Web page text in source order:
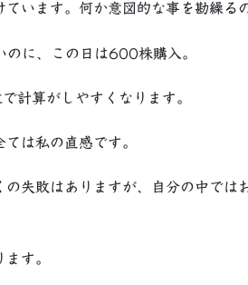
います。何か意図的な事を勘繰る
に、この日は600株購入。
計算がしやすくなります。
は私の直感です。
失敗はありますが、自分の中では
す。